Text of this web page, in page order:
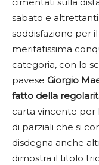
sabato e
soddisfazione per
meritatissima
categoria, con lo
pavese Giorgio
fatto della
carta vincente per
di parziali che si
disdegna anche
dimostra il titolo